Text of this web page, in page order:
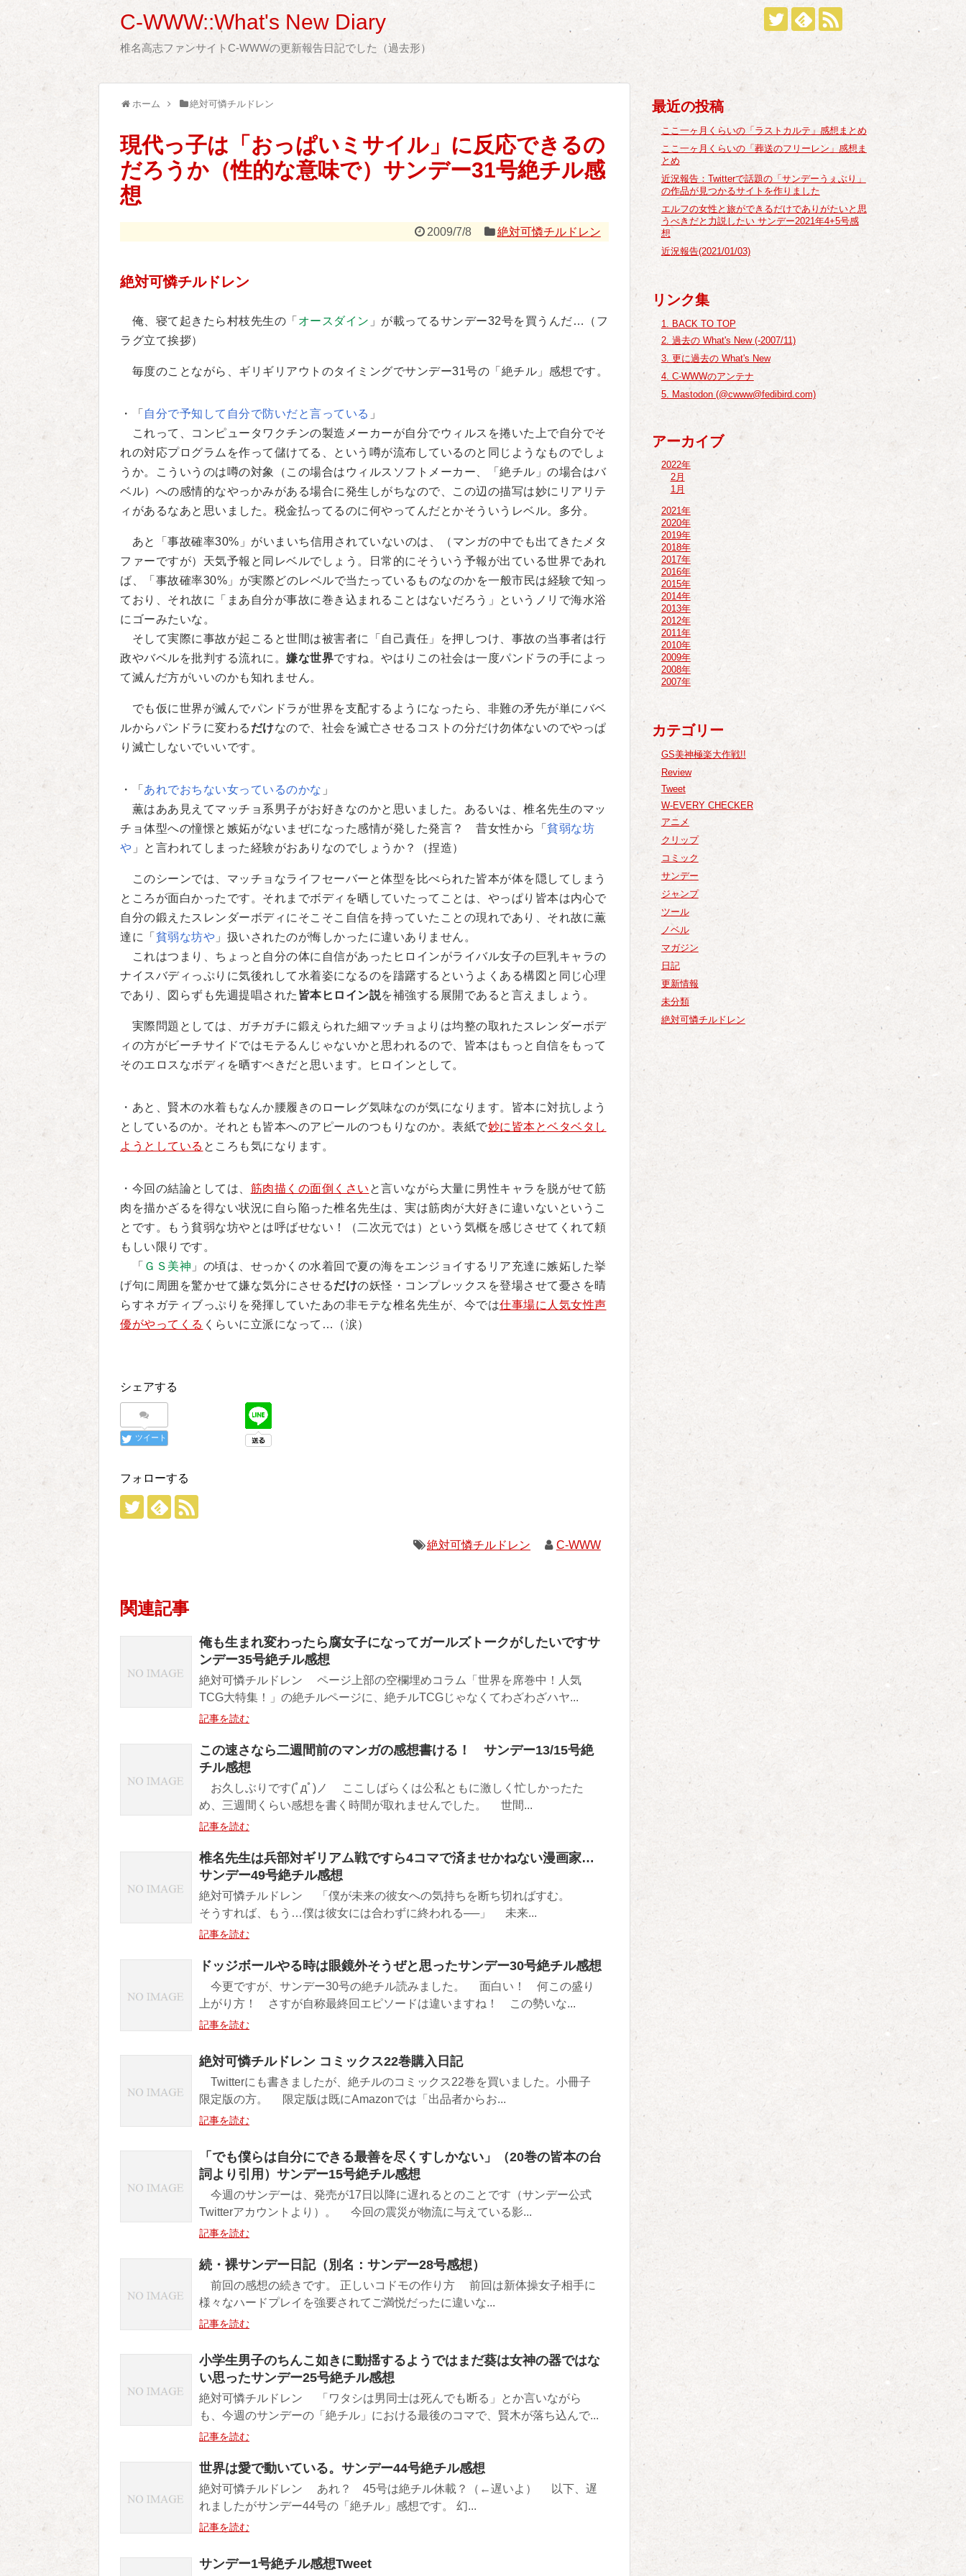
C-WWW::What's New Diary
椎名高志ファンサイトC-WWWの更新報告日記でした（過去形）
ホーム 絶対可憐チルドレン
現代っ子は「おっぱいミサイル」に反応できるの
だろうか（性的な意味で）サンデー31号絶チル感
想
2009/7/8 絶対可憐チルドレン
絶対可憐チルドレン
俺、寝て起きたら村枝先生の「 オースダイン 」が載ってるサンデー32号を買うんだ…（フ
ラグ立て挨拶）
毎度のことながら、ギリギリアウトのタイミングでサンデー31号の「絶チル」感想です。
・「 自分で予知して自分で防いだと言っている 」
これって、コンピュータワクチンの製造メーカーが自分でウィルスを捲いた上で自分でそ
れの対応プログラムを作って儲けてる、という噂が流布しているのと同じようなものでしょ
うか。こういうのは噂の対象（この場合はウィルスソフトメーカー、「絶チル」の場合はバ
ベル）への感情的なやっかみがある場合に発生しがちなので、この辺の描写は妙にリアリテ
ィがあるなあと思いました。税金払ってるのに何やってんだとかそういうレベル。多分。
あと「事故確率30%」がいまいち信用されていないのは、（マンガの中でも出てきたメタ
ファーですが）天気予報と同レベルでしょう。日常的にそういう予報が出ている世界であれ
ば、「事故確率30%」が実際どのレベルで当たっているものなのかを一般市民は経験で知っ
ており、それ故に「まあ自分が事故に巻き込まれることはないだろう」というノリで海水浴
にゴーみたいな。
そして実際に事故が起こると世間は被害者に「自己責任」を押しつけ、事故の当事者は行
政やバベルを批判する流れに。 嫌な世界ですね。やはりこの社会は一度パンドラの手によっ
て滅んだ方がいいのかも知れません。
でも仮に世界が滅んでパンドラが世界を支配するようになったら、非難の矛先が単にバベ
ルからパンドラに変わる だけなので、社会を滅亡させるコストの分だけ勿体ないのでやっぱ
り滅亡しないでいいです。
・「 あれでおちない女っているのかな 」
薫はああ見えてマッチョ系男子がお好きなのかと思いました。あるいは、椎名先生のマッ
チョ体型への憧憬と嫉妬がないまぜになった感情が発した発言？ 昔女性から「 貧弱な坊
や 」と言われてしまった経験がおありなのでしょうか？（捏造）
このシーンでは、マッチョなライフセーバーと体型を比べられた皆本が体を隠してしまう
ところが面白かったです。それまでボディを晒していたってことは、やっぱり皆本は内心で
自分の鍛えたスレンダーボディにそこそこ自信を持っていたことの現れであり、それ故に薫
達に「 貧弱な坊や 」扱いされたのが悔しかったに違いありません。
これはつまり、ちょっと自分の体に自信があったヒロインがライバル女子の巨乳キャラの
ナイスバディっぷりに気後れして水着姿になるのを躊躇するというよくある構図と同じ心理
であり、図らずも先週提唱された 皆本ヒロイン説を補強する展開であると言えましょう。
実際問題としては、ガチガチに鍛えられた細マッチョよりは均整の取れたスレンダーボデ
ィの方がビーチサイドではモテるんじゃないかと思われるので、皆本はもっと自信をもって
そのエロスなボディを晒すべきだと思います。ヒロインとして。
・あと、賢木の水着もなんか腰履きのローレグ気味なのが気になります。皆本に対抗しよう
としているのか。それとも皆本へのアピールのつもりなのか。表紙で妙に皆本とベタベタし
ようとしている ところも気になります。
・今回の結論としては、 筋肉描くの面倒くさい と言いながら大量に男性キャラを脱がせて筋
肉を描かざるを得ない状況に自ら陥った椎名先生は、実は筋肉が大好きに違いないというこ
とです。もう貧弱な坊やとは呼ばせない！（二次元では）という気概を感じさせてくれて頼
もしい限りです。
「 ＧＳ美神 」の頃は、せっかくの水着回で夏の海をエンジョイするリア充達に嫉妬した挙
げ句に周囲を驚かせて嫌な気分にさせるだけの妖怪・コンプレックスを登場させて憂さを晴
らすネガティブっぷりを発揮していたあの非モテな椎名先生が、今では仕事場に人気女性声
優がやってくる くらいに立派になって…（涙）
シェアする
ツイート
フォローする
絶対可憐チルドレン C-WWW
関連記事
俺も生まれ変わったら腐女子になってガールズトークがしたいですサ
ンデー35号絶チル感想
絶対可憐チルドレン ページ上部の空欄埋めコラム「世界を席巻中！人気
TCG大特集！」の絶チルページに、絶チルTCGじゃなくてわざわざハヤ...
記事を読む
この速さなら二週間前のマンガの感想書ける！ サンデー13/15号絶
チル感想
お久しぶりです(ﾟдﾟ)ノ ここしばらくは公私ともに激しく忙しかったた
め、三週間くらい感想を書く時間が取れませんでした。 世間...
記事を読む
椎名先生は兵部対ギリアム戦ですら4コマで済ませかねない漫画家…
サンデー49号絶チル感想
絶対可憐チルドレン 「僕が未来の彼女への気持ちを断ち切ればすむ。
そうすれば、もう…僕は彼女には合わずに終われる──」 未来...
記事を読む
ドッジボールやる時は眼鏡外そうぜと思ったサンデー30号絶チル感想
今更ですが、サンデー30号の絶チル読みました。 面白い！ 何この盛り
上がり方！ さすが自称最終回エピソードは違いますね！ この勢いな...
記事を読む
絶対可憐チルドレン コミックス22巻購入日記
Twitterにも書きましたが、絶チルのコミックス22巻を買いました。小冊子
限定版の方。 限定版は既にAmazonでは「出品者からお...
記事を読む
「でも僕らは自分にできる最善を尽くすしかない」（20巻の皆本の台
詞より引用）サンデー15号絶チル感想
今週のサンデーは、発売が17日以降に遅れるとのことです（サンデー公式
Twitterアカウントより）。 今回の震災が物流に与えている影...
記事を読む
続・裸サンデー日記（別名：サンデー28号感想）
前回の感想の続きです。 正しいコドモの作り方 前回は新体操女子相手に
様々なハードプレイを強要されてご満悦だったに違いな...
記事を読む
小学生男子のちんこ如きに動揺するようではまだ葵は女神の器ではな
い思ったサンデー25号絶チル感想
絶対可憐チルドレン 「ワタシは男同士は死んでも断る」とか言いながら
も、今週のサンデーの「絶チル」における最後のコマで、賢木が落ち込んで...
記事を読む
世界は愛で動いている。サンデー44号絶チル感想
絶対可憐チルドレン あれ？ 45号は絶チル休載？（←遅いよ） 以下、遅
れましたがサンデー44号の「絶チル」感想です。 幻...
記事を読む
サンデー1号絶チル感想Tweet
最近の投稿
ここ一ヶ月くらいの「ラストカルテ」感想まとめ
ここ一ヶ月くらいの「葬送のフリーレン」感想ま
とめ
近況報告：Twitterで話題の「サンデーうぇぶり」
の作品が見つかるサイトを作りました
エルフの女性と旅ができるだけでありがたいと思
うべきだと力説したい サンデー2021年4+5号感
想
近況報告(2021/01/03)
リンク集
1. BACK TO TOP
2. 過去の What's New (-2007/11)
3. 更に過去の What's New
4. C-WWWのアンテナ
5. Mastodon (@cwww@fedibird.com)
アーカイブ
2022年
2月
1月
2021年
2020年
2019年
2018年
2017年
2016年
2015年
2014年
2013年
2012年
2011年
2010年
2009年
2008年
2007年
カテゴリー
GS美神極楽大作戦!!
Review
Tweet
W-EVERY CHECKER
アニメ
クリップ
コミック
サンデー
ジャンプ
ツール
ノベル
マガジン
日記
更新情報
未分類
絶対可憐チルドレン